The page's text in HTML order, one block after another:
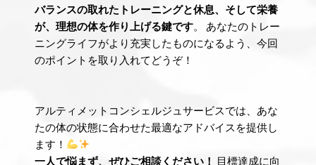
バランスの取れたトレーニングと休息、そして栄養
が、理想の体を作り上げる鍵です。 あなたのトレー
ニングライフがより充実したものになるよう、今回
のポイントを取り入れてどうぞ！
アルティメットコンシェルジュサービスでは、あな
たの体の状態に合わせた最適なアドバイスを提供し
ます！
一人で悩まず、ぜひご相談ください！
目標達成に向